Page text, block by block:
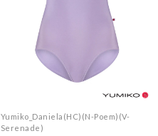
Yumiko_Daniela(HC)(N-Poem)(V-
Serenade)